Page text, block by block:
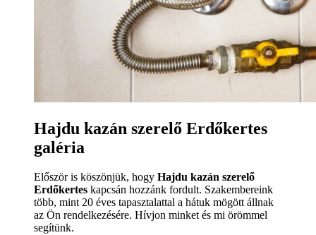
Hajdu kazán szerelő Erdőkertes
galéria
Először is köszönjük, hogy Hajdu kazán szerelő
Erdőkertes kapcsán hozzánk fordult. Szakembereink
több, mint 20 éves tapasztalattal a hátuk mögött állnak
az Ön rendelkezésére. Hívjon minket és mi örömmel
segítünk.